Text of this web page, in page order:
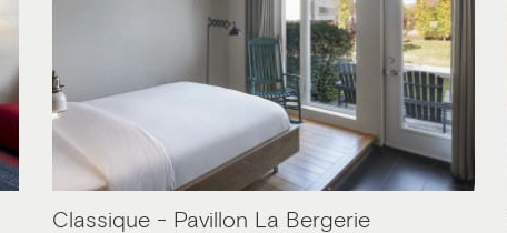
Classique - Pavillon La Bergerie